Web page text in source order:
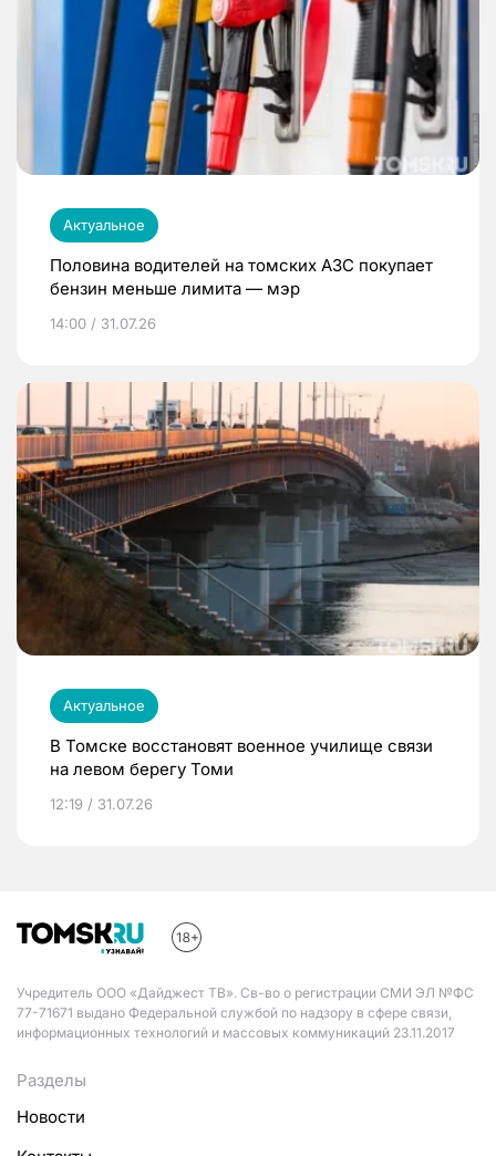
Актуальное
Половина водителей на томских АЗС покупает
бензин меньше лимита — мэр
14:00 / 31.07.26
Актуальное
В Томске восстановят военное училище связи
на левом берегу Томи
12:19 / 31.07.26
Учредитель ООО «Дайджест ТВ». Св-во о регистрации СМИ ЭЛ №ФС
77-71671 выдано Федеральной службой по надзору в сфере связи,
информационных технологий и массовых коммуникаций 23.11.2017
Разделы
Новости